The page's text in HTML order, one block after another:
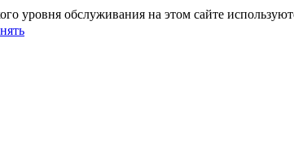
уровня обслуживания на этом сайте